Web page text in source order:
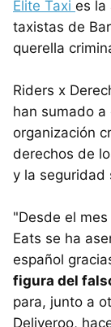
Élite Taxi es la
taxistas de
querella
Riders x
han sumado
organización
derechos de
y la seguridad
"Desde el
Eats se ha
español
figura del
para, junto a
Deliveroo,